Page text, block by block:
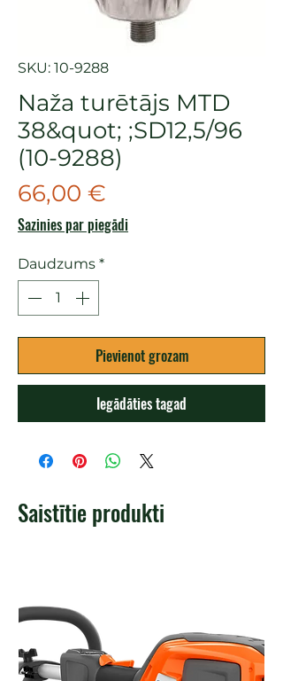
SKU: 10-9288
Naža turētājs MTD
38&quot; ;SD12,5/96
(10-9288)
66,00 €
Sazinies par piegādi
Daudzums *
Pievienot grozam
Iegādāties tagad
Saistītie produkti